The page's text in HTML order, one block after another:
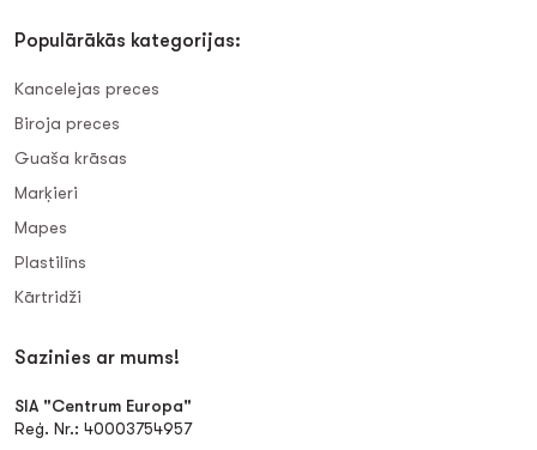
Populārākās kategorijas:
Kancelejas preces
Biroja preces
Guaša krāsas
Marķieri
Mapes
Plastilīns
Kārtridži
Sazinies ar mums!
SIA "Centrum Europa"
Reģ. Nr.: 40003754957